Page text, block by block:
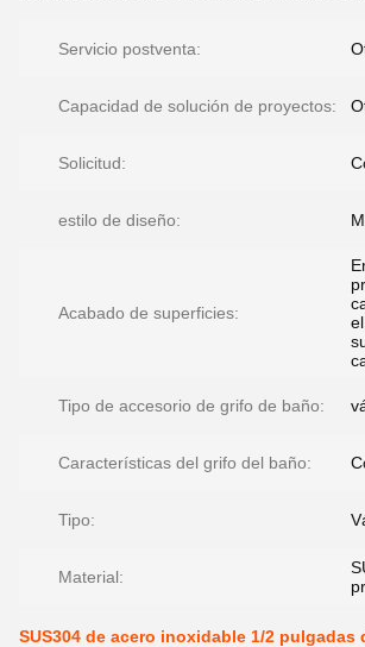
Servicio postventa:
Capacidad de solución de proyectos:
Solicitud:
estilo de diseño:
Acabado de superficies:
Tipo de accesorio de grifo de baño:
Características del grifo del baño:
Tipo:
Material:
SUS304 de acero inoxidable 1/2 pulgadas